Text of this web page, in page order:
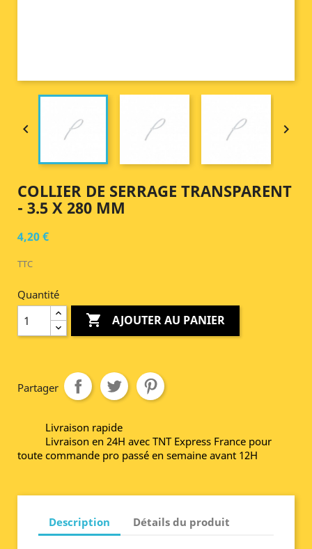
 
COLLIER DE SERRAGE TRANSPARENT
- 3.5 X 280 MM
4,20 €
TTC
Quantité
 AJOUTER AU PANIER
Partager
Livraison rapide
Livraison en 24H avec TNT Express France pour
toute commande pro passé en semaine avant 12H
Description Détails du produit